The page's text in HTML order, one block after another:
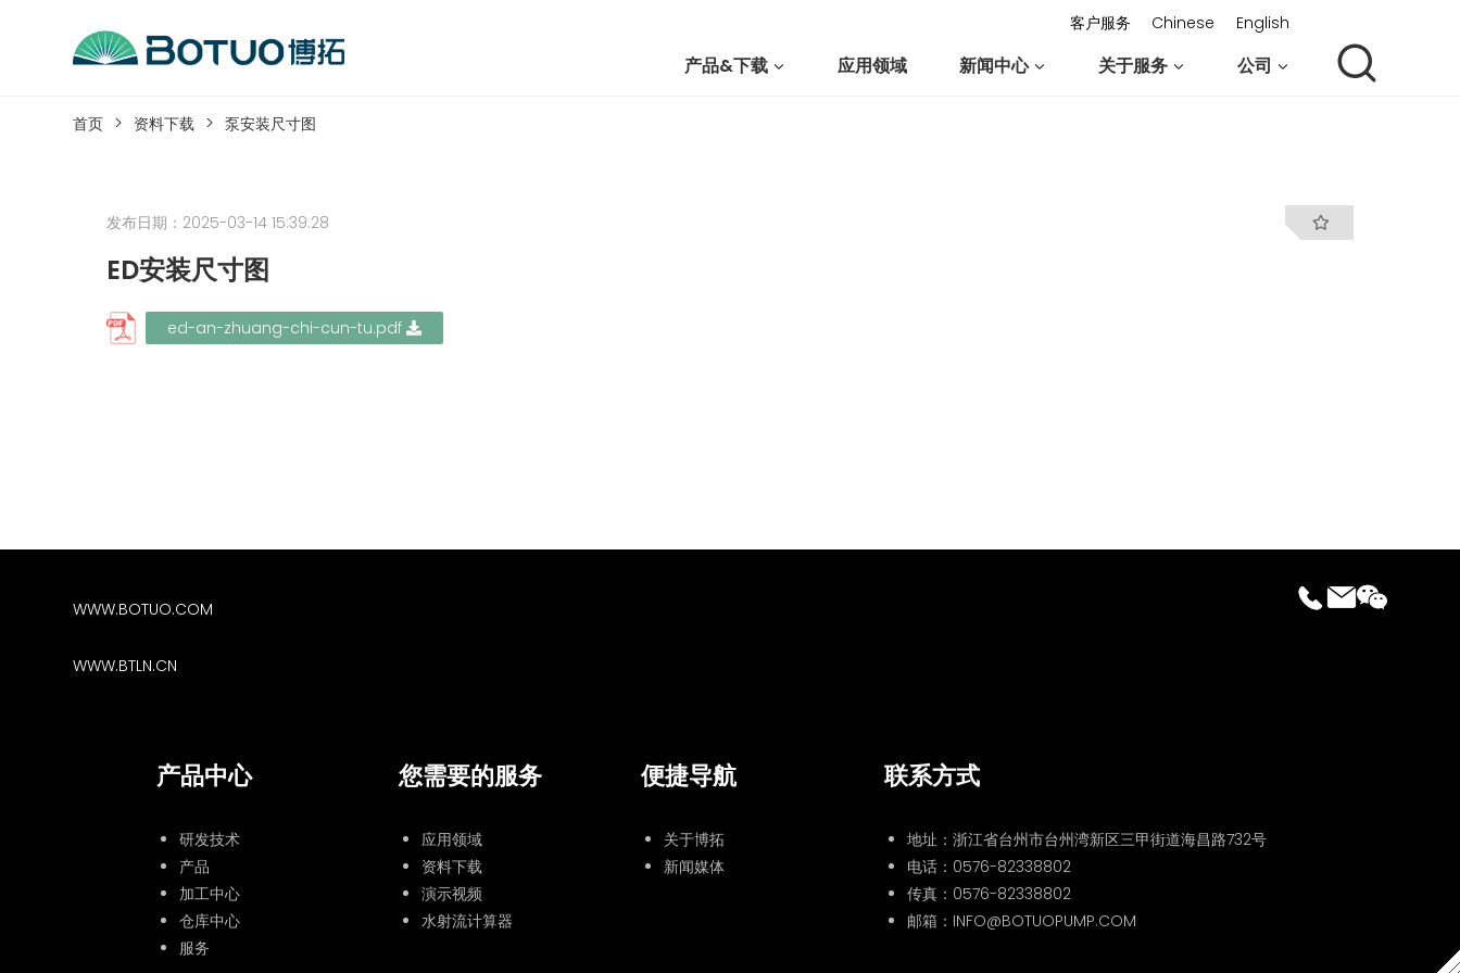
客户服务
如果您遇到任何疑问，可以通过以下方式联系我们
工作日热线电话：
0576-82338802
客户服务 Chinese English
产品&下载 应用领域 新闻中心 关于服务 公司
首页 资料下载 泵安装尺寸图
发布日期：2025-03-14 15:39:28
ED安装尺寸图
ed-an-zhuang-chi-cun-tu.pdf
WWW.BOTUO.COM
WWW.BTLN.CN
产品中心
研发技术
产品
加工中心
仓库中心
服务
您需要的服务
应用领域
资料下载
演示视频
水射流计算器
便捷导航
关于博拓
新闻媒体
联系方式
地址：浙江省台州市台州湾新区三甲街道海昌路732号
电话： 0576-82338802
传真：0576-82338802
邮箱：INFO@BOTUOPUMP.COM